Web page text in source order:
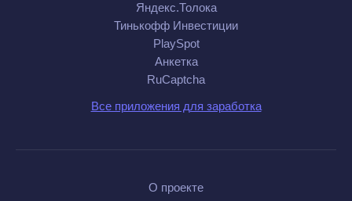
Яндекс.Толока
Тинькофф Инвестиции
PlaySpot
Анкетка
RuCaptcha
Все приложения для заработка
О проекте